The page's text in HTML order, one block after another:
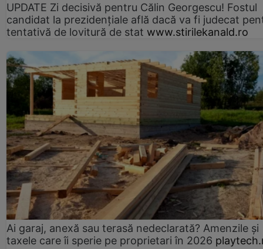
UPDATE Zi decisivă pentru Călin Georgescu! Fostul
candidat la prezidențiale află dacă va fi judecat
tentativă de lovitură de stat www.stirilekanald.ro
Ai garaj, anexă sau terasă nedeclarată? Amenzile și
taxele care îi sperie pe proprietari în 2026